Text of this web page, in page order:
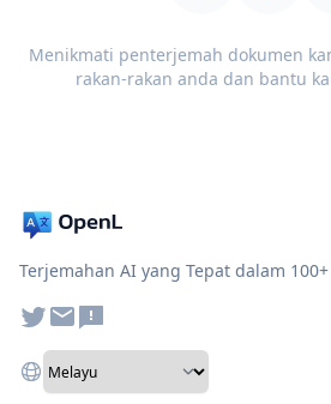
Menikmati penterjemah dokumen
rakan-rakan anda dan bantu
Terjemahan AI yang Tepat dalam